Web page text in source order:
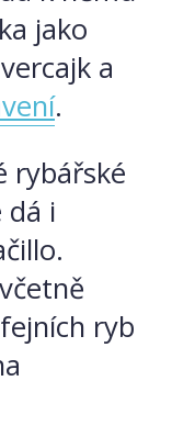
jako
a
.
rybářské
dá i
ryb